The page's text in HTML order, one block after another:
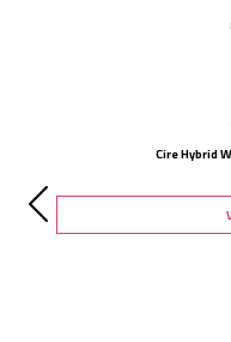
Cire Hybrid